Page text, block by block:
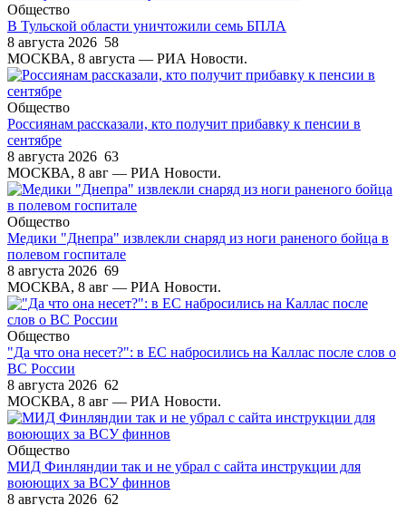
Общество
В Тульской области уничтожили семь БПЛА
8 августа 2026 58
МОСКВА, 8 августа — РИА Новости.
Общество
Россиянам рассказали, кто получит прибавку к пенсии в
сентябре
8 августа 2026 63
МОСКВА, 8 авг — РИА Новости.
Общество
Медики "Днепра" извлекли снаряд из ноги раненого бойца в
полевом госпитале
8 августа 2026 69
МОСКВА, 8 авг — РИА Новости.
Общество
"Да что она несет?": в ЕС набросились на Каллас после слов о
ВС России
8 августа 2026 62
МОСКВА, 8 авг — РИА Новости.
Общество
МИД Финляндии так и не убрал с сайта инструкции для
воюющих за ВСУ финнов
8 августа 2026 62